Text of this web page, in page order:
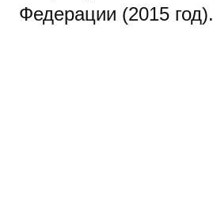
Федерации (2015 год).